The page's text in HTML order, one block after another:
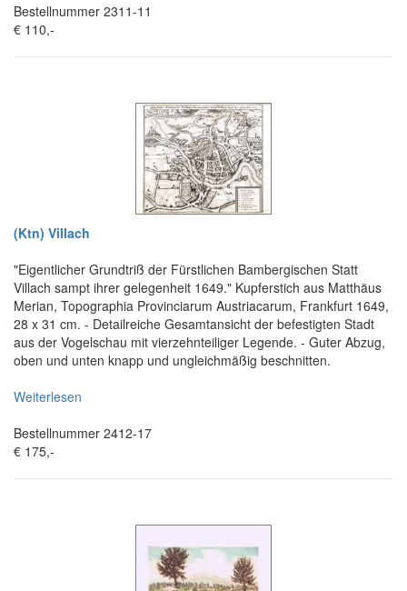
Bestellnummer 2311-11
€ 110,-
(Ktn) Villach
"Eigentlicher Grundtriß der Fürstlichen Bambergischen Statt
Villach sampt ihrer gelegenheit 1649." Kupferstich aus Matthäus
Merian, Topographia Provinciarum Austriacarum, Frankfurt 1649,
28 x 31 cm. - Detailreiche Gesamtansicht der befestigten Stadt
aus der Vogelschau mit vierzehnteiliger Legende. - Guter Abzug,
oben und unten knapp und ungleichmäßig beschnitten.
Weiterlesen
Bestellnummer 2412-17
€ 175,-